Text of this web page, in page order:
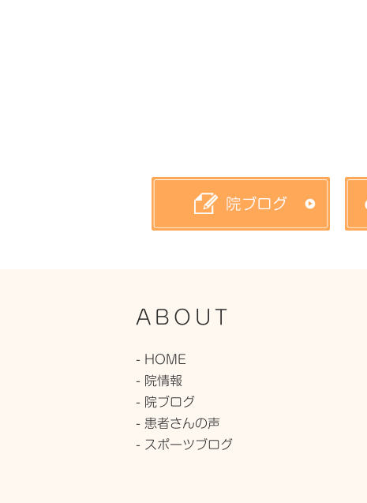
ABOUT
- HOME
- 院情報
- 院ブログ
- 患者さんの声
- スポーツブログ